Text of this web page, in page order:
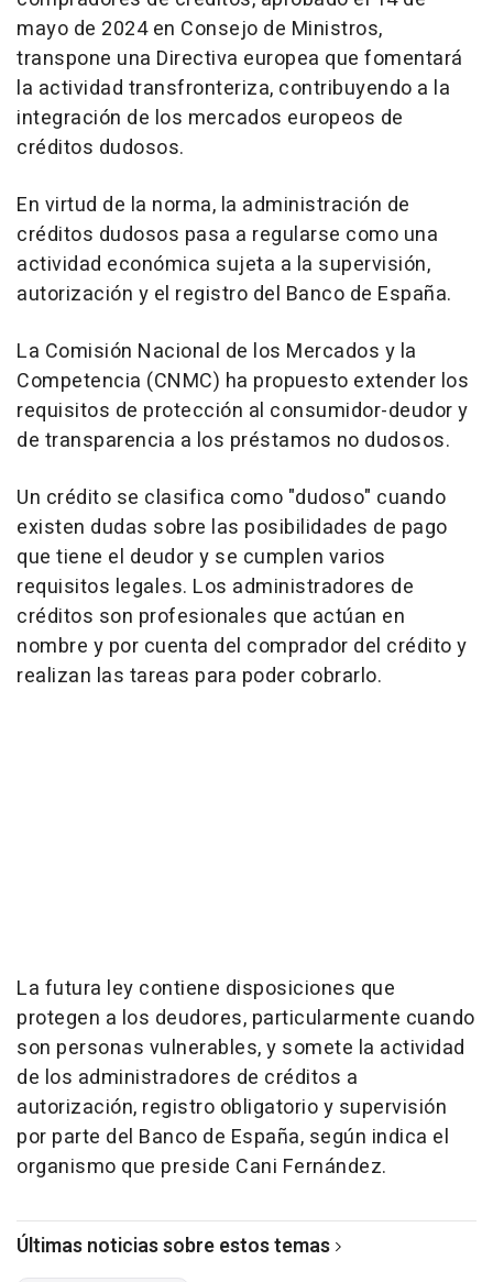
mayo de 2024 en Consejo de Ministros,
transpone una Directiva europea que fomentará
la actividad transfronteriza, contribuyendo a la
integración de los mercados europeos de
créditos dudosos.
En virtud de la norma, la administración de
créditos dudosos pasa a regularse como una
actividad económica sujeta a la supervisión,
autorización y el registro del Banco de España.
La Comisión Nacional de los Mercados y la
Competencia (CNMC) ha propuesto extender los
requisitos de protección al consumidor-deudor y
de transparencia a los préstamos no dudosos.
Un crédito se clasifica como "dudoso" cuando
existen dudas sobre las posibilidades de pago
que tiene el deudor y se cumplen varios
requisitos legales. Los administradores de
créditos son profesionales que actúan en
nombre y por cuenta del comprador del crédito y
realizan las tareas para poder cobrarlo.
La futura ley contiene disposiciones que
protegen a los deudores, particularmente cuando
son personas vulnerables, y somete la actividad
de los administradores de créditos a
autorización, registro obligatorio y supervisión
por parte del Banco de España, según indica el
organismo que preside Cani Fernández.
Últimas noticias sobre estos temas